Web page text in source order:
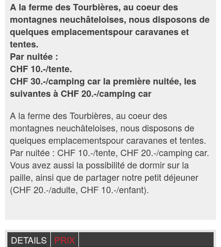
A la ferme des Tourbières, au coeur des
montagnes neuchâteloises, nous disposons de
quelques emplacementspour caravanes et
tentes.
Par nuitée :
CHF 10.-/tente.
CHF 30.-/camping car la première nuitée, les
suivantes à CHF 20.-/camping car
A la ferme des Tourbières, au coeur des
montagnes neuchâteloises, nous disposons de
quelques emplacementspour caravanes et tentes.
Par nuitée : CHF 10.-/tente, CHF 20.-/camping car.
Vous avez aussi la possibilité de dormir sur la
paille, ainsi que de partager notre petit déjeuner
(CHF 20.-/adulte, CHF 10.-/enfant).
DETAILS
PRIX